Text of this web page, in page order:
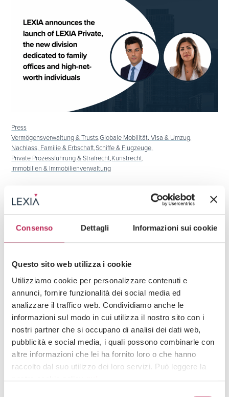
Consenso Dettagli Informazioni sui cookie
Questo sito web utilizza i cookie
Utilizziamo cookie per personalizzare contenuti e
annunci, fornire funzionalità dei social media ed
analizzare il traffico web. Condividiamo anche le
informazioni sul modo in cui utilizza il nostro sito con i
nostri partner che si occupano di analisi dei dati web,
pubblicità e social media, i quali possono combinarle con
altre informazioni che lei ha fornito loro o che hanno
raccolto dal suo utilizzo dei loro servizi. Può leggere la
nostra cookie policyqui.
Press
Vermögensverwaltung & Trusts,Globale Mobilität, Visa & Umzug,
Nachlass, Familie & Erbschaft,Schiffe & Flugzeuge,
Private Prozessführung & Strafrecht,Kunstrecht,
Immobilien & Immobilienverwaltung
LEXIA announces the launch of LEXIA Private,
the new division dedicated to family offices and
high-net-worth individuals
Lassen Sie sich von unseren
Experten beraten.
Rufen Sie uns jetzt an
(+39) 02 3663 8610